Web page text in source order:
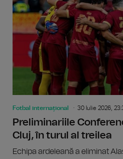
Fotbal internațional 30 Iulie 2026,
Preliminariile
Cluj, în turul al treilea
Echipa ardeleană a eliminat